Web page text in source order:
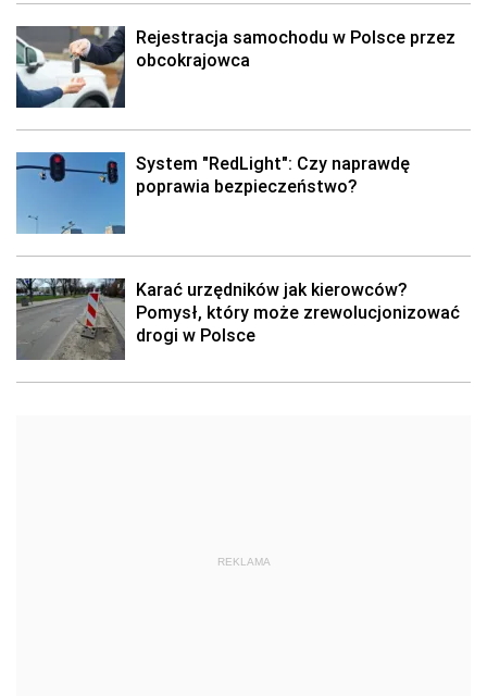
Rejestracja samochodu w Polsce przez
obcokrajowca
System "RedLight": Czy naprawdę
poprawia bezpieczeństwo?
Karać urzędników jak kierowców?
Pomysł, który może zrewolucjonizować
drogi w Polsce
REKLAMA